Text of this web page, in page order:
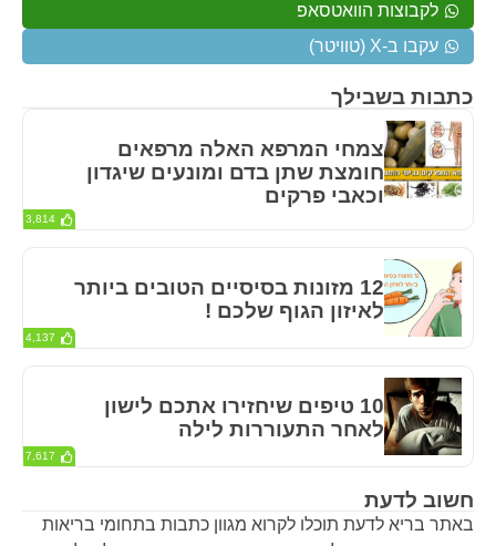
חשוב לדעת
באתר בריא לדעת תוכלו לקרוא מגוון כתבות בתחומי בריאות
כתבות בשבילך
צמחי המרפא האלה מרפאים
חומצת שתן בדם ומונעים שיגדון
וכאבי פרקים
3,814
12 מזונות בסיסיים הטובים ביותר
לאיזון הגוף שלכם !
4,137
10 טיפים שיחזירו אתכם לישון
לאחר התעוררות לילה
7,617
לקבוצות הוואטסאפ
עקבו ב-X (טוויטר)